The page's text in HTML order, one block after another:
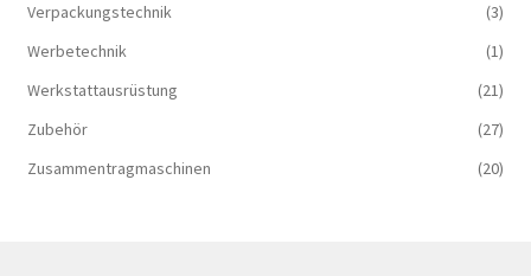
Verpackungstechnik
(3)
Werbetechnik
(1)
Werkstattausrüstung
(21)
Zubehör
(27)
Zusammentragmaschinen
(20)